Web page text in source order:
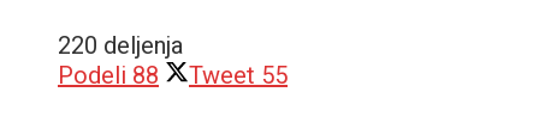
220 deljenja
Podeli 88 Tweet 55